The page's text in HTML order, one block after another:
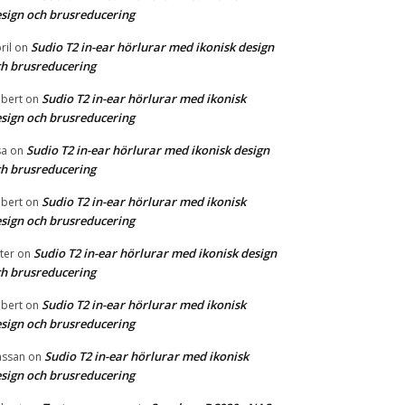
och brusreducering
on Sudio T2 in-ear hörlurar med ikonisk design
brusreducering
on Sudio T2 in-ear hörlurar med ikonisk
och brusreducering
on Sudio T2 in-ear hörlurar med ikonisk design
brusreducering
on Sudio T2 in-ear hörlurar med ikonisk
och brusreducering
on Sudio T2 in-ear hörlurar med ikonisk design
brusreducering
on Sudio T2 in-ear hörlurar med ikonisk
och brusreducering
on Sudio T2 in-ear hörlurar med ikonisk
och brusreducering